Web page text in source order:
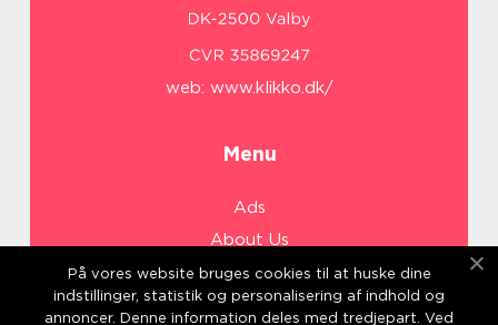
web: www.klikko.dk/
Menu
Ads
About Us
Cookies
Contact
På vores website bruges cookies til at huske dine
indstillinger, statistik og personalisering af indhold og
annoncer. Denne information deles med tredjepart. Ved